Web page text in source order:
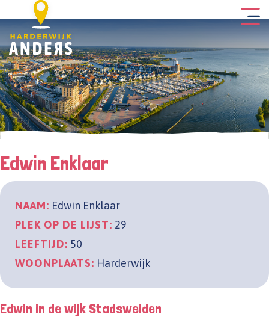
Edwin Enklaar
NAAM: Edwin Enklaar
PLEK OP DE LIJST: 29
LEEFTIJD: 50
WOONPLAATS: Harderwijk
Edwin in de wijk Stadsweiden